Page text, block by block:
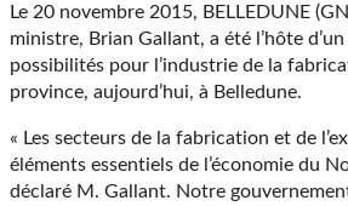
Facebook
LinkedIn
X
(Twitter)
Email
Le 20 novembre 2015, BELLEDUNE
ministre, Brian Gallant, a été l’hôte
possibilités pour l’industrie de la
province, aujourd’hui, à Belledune.
« Les secteurs de la fabrication et de
éléments essentiels de l’économie du
déclaré M. Gallant. Notre